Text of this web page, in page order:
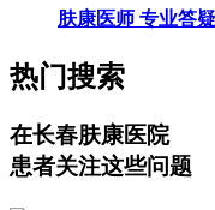
肤康医师 专业答疑
热门搜索
在长春肤康医院
患者关注这些问题